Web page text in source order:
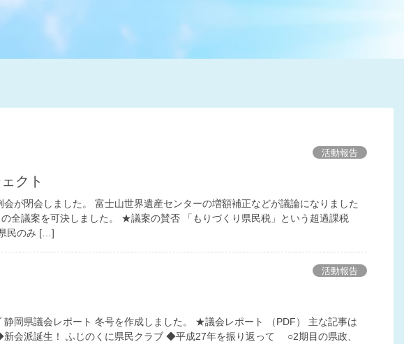
活動報告
クト
が閉会しました。 富士山世界遺産センターの増額補正などが議論になりました
全議案を可決しました。 ★議案の賛否 「もりづくり県民税」という超過課税
民のみ […]
活動報告
静岡県議会レポート 冬号を作成しました。 ★議会レポート （PDF） 主な記事は
会派誕生！ ふじのくに県民クラブ ◆平成27年を振り返って ○2期目の県政、